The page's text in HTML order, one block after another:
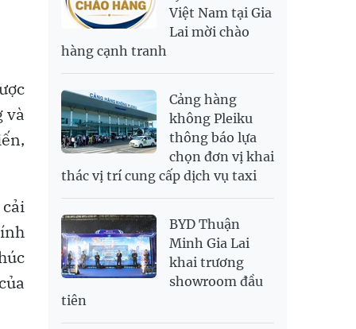
và
SAR
6,949.25
7,248.34
2,700.94
2,815.47
SGD
USD
26,020 26,050 26,430
Việt Nam tại Gia
Lai mời chào
hàng cạnh tranh
Cảng hàng
không Pleiku
thông báo lựa
chọn đơn vị khai
thác vị trí cung cấp dịch vụ taxi
BYD Thuận
Minh Gia Lai
khai trương
showroom đầu
tiên